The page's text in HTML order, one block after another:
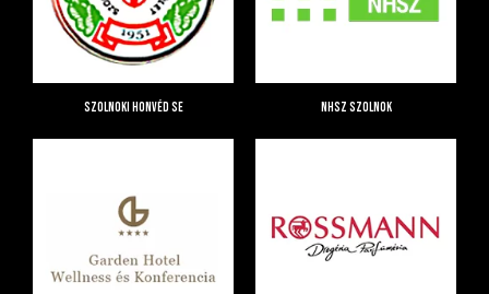
Szolnoki Honvéd SE NHSZ Szolnok